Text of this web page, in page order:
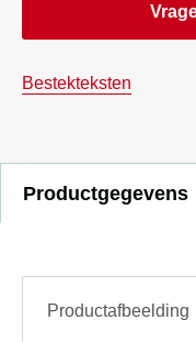
Bestekteksten
Productgegevens
Productafbeelding